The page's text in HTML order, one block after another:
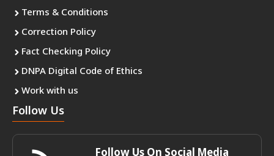
Terms & Conditions
Correction Policy
Fact Checking Policy
DNPA Digital Code of Ethics
Work with us
Follow Us